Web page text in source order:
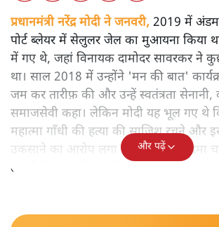
प्रधानमंत्री नरेंद्र मोदी ने जनवरी, 2019 में
पोर्ट ब्लेयर में सेलुलर जेल का मुआयना किया
में गए थे, जहां विनायक दामोदर सावरकर ने
था। साल 2018 में उन्होंने 'मन की बात'
जम कर तारीफ़ की और उन्हें स्वतंत्रता
समाजसेवी कहा। लेकिन मोदी यह भूल गए थे
महात्मा गाँधी की हत्या की साजिश रचने और
उकसाने का आरोप लगा था, उन पर मुक़दमा
तकनीकी कारणों से उन्हें सज़ा नहीं हुई थी।
और पढ़ें